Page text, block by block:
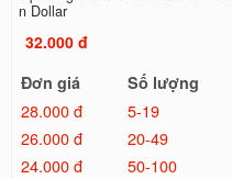
n Dollar
32.000 đ
Đơn giá
Số lượng
28.000 đ
5-19
26.000 đ
20-49
24.000 đ
50-100